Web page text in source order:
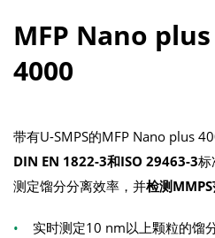
MFP Nano plus
4000
带有U-SMPS的MFP Nano plus
DIN EN 1822-3和ISO 29463-3标
测定馏分分离效率，并检测MMPS
• 实时测定10 nm以上颗粒的馏